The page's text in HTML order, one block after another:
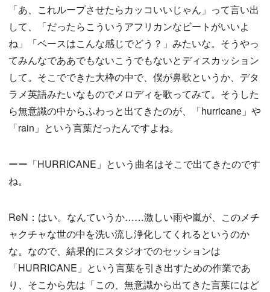
「あ、これループさせたらカッコいいじゃん」って言い出
して、「だったらこういうアフリカンなビートがいいよ
ね」「ベースはこんな感じでどう？」みたいな。そうやっ
てみんなでああでもないこうでもないとディスカッション
して。そこでできた大枠の中で、僕が鼻歌というか、デタ
ラメ英語みたいなものでメロディを歌ってみて。そうした
ら無意識の中からふわっと出てきたのが、「hurricane」や
「rain」という言葉だったんですよね。
ーー「HURRICANE」という曲名はそこで出てきたのです
ね。
ReN：はい。なんていうか……激しい雨や嵐が、このメチ
ャクチャな世の中を洗い流し浄化してくれるというのか
な。なので、結果的にスタジオでのセッションは
「HURRICANE」という言葉を引き出すための作業であ
り、そこから先は「この、無意識から出てきた言葉にはど